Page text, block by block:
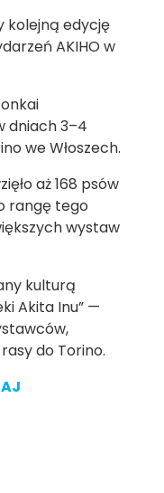
kolejną edycję
AKIHO w
dniach 3–4
we Włoszech.
aż 168 psów
rangę tego
wystaw
kulturą
Akita Inu” —
do Torino.